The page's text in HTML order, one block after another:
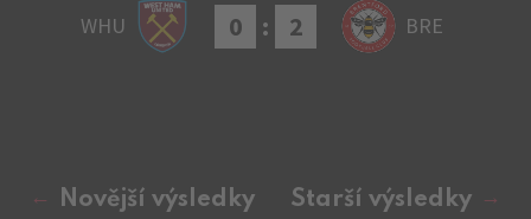
WHU 0 : 2 BRE
Novější výsledky Starší výsledky